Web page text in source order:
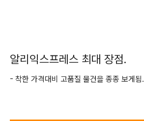
알리익스프레스 최대 장점.
- 착한 가격대비 고품질 물건을 종종 보게됨.